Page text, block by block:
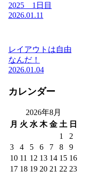
2025 1日目
2026.01.11
レイアウトは自由
なんだ！
2026.01.04
カレンダー
2026年8月
月 火 水 木 金 土 日
1
2
3
4 5 6 7 8
9
10 11 12 13 14 15 16
17 18 19 20 21 22 23